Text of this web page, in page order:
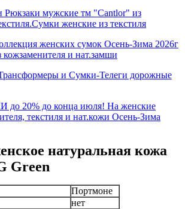
Рюкзаки мужские тм "Cantlor" из
женские из текстиля
женских сумок Осень-Зима 2026г
и нат.замши
и Сумки-Телеги дорожные
до 20% до конца июля! На женские
текстиля и нат.кожи Осень-Зима
натуральная кожа
Green
Портмоне
нет